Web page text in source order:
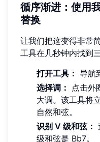
循序渐进：使用
替换
让我们把这变得非常
工具在几秒钟内找到
打开工具： 导航
选择调：
点击外
大调。该工具将
自然和弦。
识别 V 级和弦：
级和弦是 Bb7。